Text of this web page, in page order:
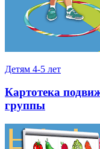
Детям 4-5 лет
Картотека
группы